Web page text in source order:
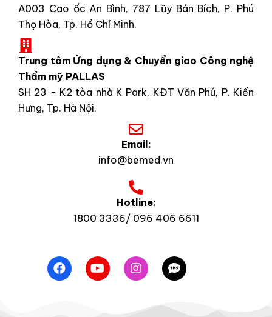
A003 Cao ốc An Bình, 787 Lũy Bán Bích, P. Phú
Thọ Hòa, Tp. Hồ Chí Minh.
Trung tâm Ứng dụng & Chuyển giao Công nghệ
Thẩm mỹ PALLAS
SH 23 - K2 tòa nhà K Park, KĐT Văn Phú, P. Kiến
Hưng, Tp. Hà Nội.
Email:
info@bemed.vn
Hotline:
1800 3336/ 096 406 6611